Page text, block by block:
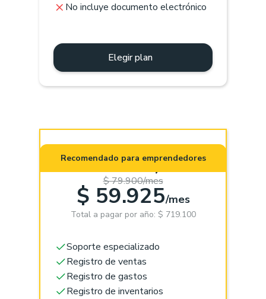
No incluye documento electrónico
Elegir plan
Pro (App +
Web)
$ 79.900/mes
$ 59.925/mes
Total a pagar por año: $ 719.100
Soporte especializado
Registro de ventas
Registro de gastos
Registro de inventarios
Recomendado para emprendedores